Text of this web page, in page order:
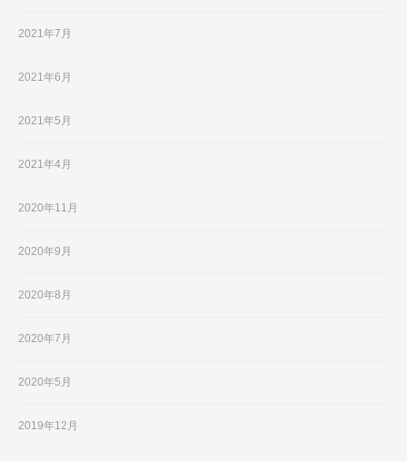
2021年7月
2021年6月
2021年5月
2021年4月
2020年11月
2020年9月
2020年8月
2020年7月
2020年5月
2019年12月